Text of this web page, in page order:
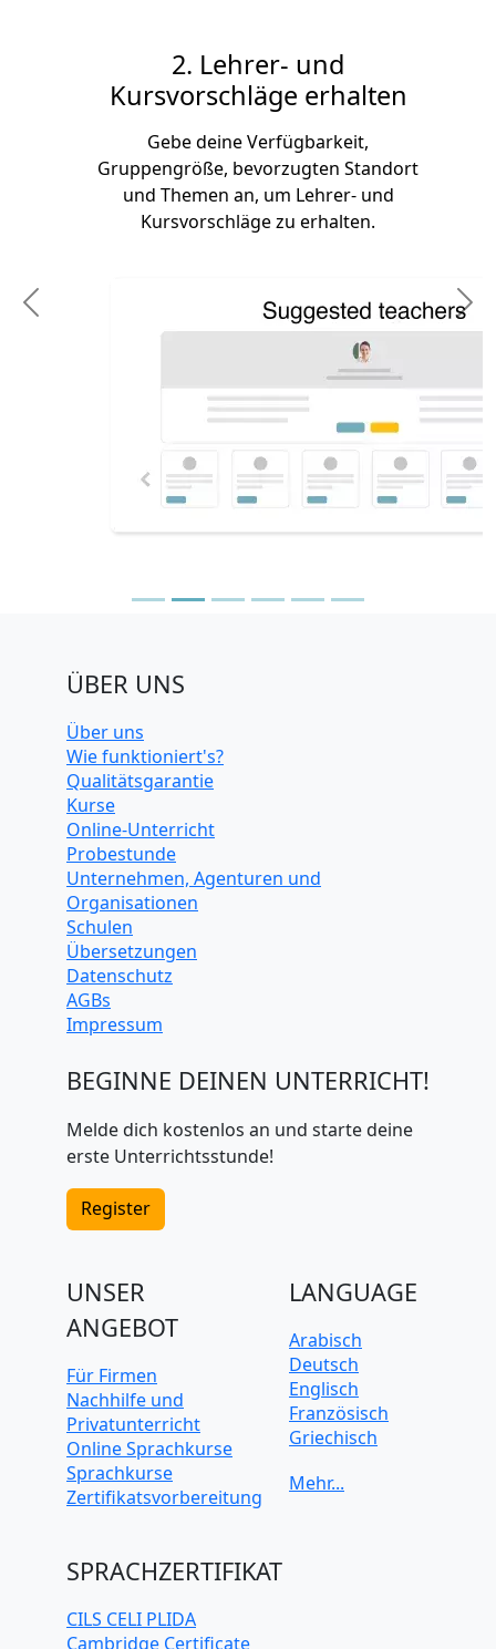
2. Lehrer- und
Kursvorschläge erhalten
Gebe deine Verfügbarkeit,
Gruppengröße, bevorzugten Standort
und Themen an, um Lehrer- und
Kursvorschläge zu erhalten.
Previous
ÜBER UNS
Über uns
Wie funktioniert's?
Qualitätsgarantie
Kurse
Online-Unterricht
Probestunde
Unternehmen, Agenturen und
Organisationen
Schulen
Übersetzungen
Datenschutz
AGBs
Impressum
BEGINNE DEINEN UNTERRICHT!
Melde dich kostenlos an und starte deine
erste Unterrichtsstunde!
Register
UNSER
ANGEBOT
Für Firmen
Nachhilfe und
Privatunterricht
Online Sprachkurse
Sprachkurse
Zertifikatsvorbereitung
LANGUAGE
Arabisch
Deutsch
Englisch
Französisch
Griechisch
Japanisch
SPRACHZERTIFIKAT
CILS CELI PLIDA
Cambridge Certificate